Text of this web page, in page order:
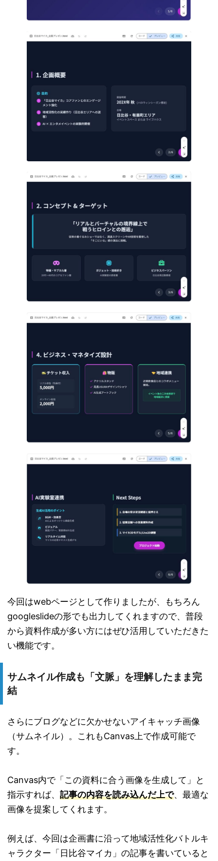
今回はwebページとして作りましたが、もちろん
googleslideの形でも出力してくれますので、普段
から資料作成が多い方にはぜひ活用していただきた
い機能です。
サムネイル作成も「文脈」を理解したまま完
結
さらにブログなどに欠かせないアイキャッチ画像
（サムネイル）。これもCanvas上で作成可能で
す。
Canvas内で「この資料に合う画像を生成して」と
指示すれば、 記事の内容を読み込んだ上で、最適な
画像を提案してくれます。
例えば、今回は企画書に沿って地域活性化バトルキ
ャラクター「日比谷マイカ」の記事を書いていると